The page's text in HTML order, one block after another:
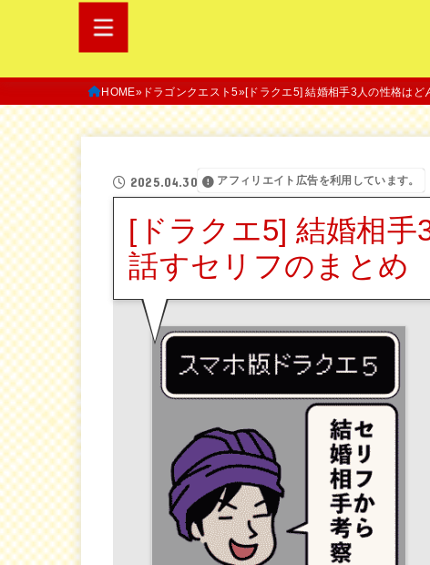
HOME ドラゴンクエスト5 [ドラクエ5] 結婚相手3人の性格はど
2025.04.30 アフィリエイト広告を利用しています。
[ドラクエ5] 結婚相
話すセリフのまとめ